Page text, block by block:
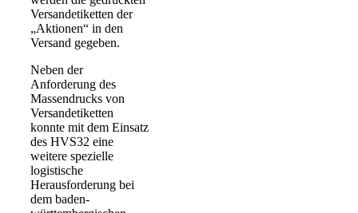
Versandetiketten der
„Aktionen“ in den
Versand gegeben.
Neben der
Anforderung des
Massendrucks von
Versandetiketten
konnte mit dem Einsatz
des HVS32 eine
weitere spezielle
logistische
Herausforderung bei
dem baden-